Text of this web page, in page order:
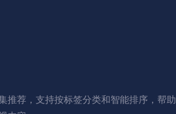
推荐，支持按标签分类和智能排序，帮助